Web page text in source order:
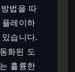
법을 따
레이하
습니다.
화된 도
훌륭한